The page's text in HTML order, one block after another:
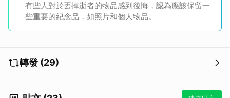
有些人對於丟掉逝者的物品感到後悔，認為應該保留一
些重要的紀念品，如照片和個人物品。
轉發 (29)